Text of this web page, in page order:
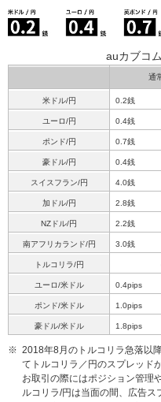
auカブコ
通
米ドル/円 0.2銭
ユーロ/円 0.4銭
ポンド/円 0.7銭
豪ドル/円 0.4銭
スイスフラン/円 4.0銭
加ドル/円 2.8銭
NZドル/円 2.2銭
南アフリカランド/円 3.0銭
トルコリラ/円
ユーロ/米ドル 0.4pips
ポンド/米ドル 1.0pips
豪ドル/米ドル 1.8pips
※ 2018年8月のトルコリラ急落以
てトルコリラ／円のスプレッド
お取引の際にはポジション管理
ルコリラ/円は当面の間、広告ス